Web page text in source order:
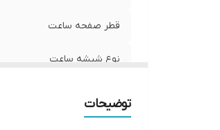
قطر صفحه ساعت
نوع شیشه ساعت
توضیحات